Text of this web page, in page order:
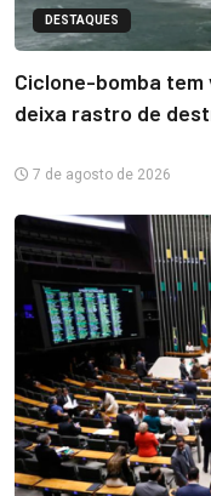
DESTAQUES
Ciclone-bomba tem
deixa rastro de
7 de agosto de 2026